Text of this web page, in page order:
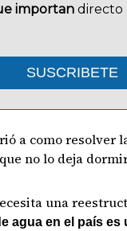
importan directo
SUSCRIBETE
a como resolver
no lo deja
una
agua en el país es